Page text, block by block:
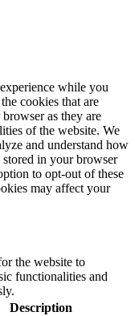
while you
cookies that are
as they are
of the website. We
and understand how
in your browser
to opt-out of these
may affect your
the website to
functionalities and
Description